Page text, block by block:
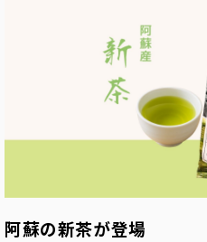
阿蘇の新茶が登場